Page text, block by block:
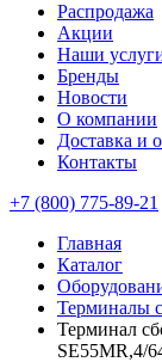
Распродажа
Акции
Наши
Бренды
Новости
О компании
Доставка и
Контакты
+7 (800) 775-89-21
Главная
Каталог
Терминалы
Терминал
SE55MR,4/